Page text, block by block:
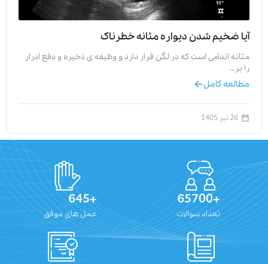
آیا ضخیم شدن دیواره مثانه خطرناک
مثانه اندامی است که در لگن قرار دارد و وظیفه‌ ی ذخیره و دفع ادرار
را بر…
مطالعه کامل
26 تیر 1405
+65700
تعداد سوالات
+645
عمل های موفق